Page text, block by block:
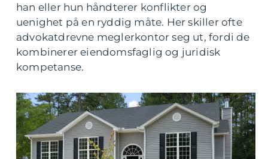
han eller hun håndterer konflikter og
uenighet på en ryddig måte. Her skiller ofte
advokatdrevne meglerkontor seg ut, fordi de
kombinerer eiendomsfaglig og juridisk
kompetanse.